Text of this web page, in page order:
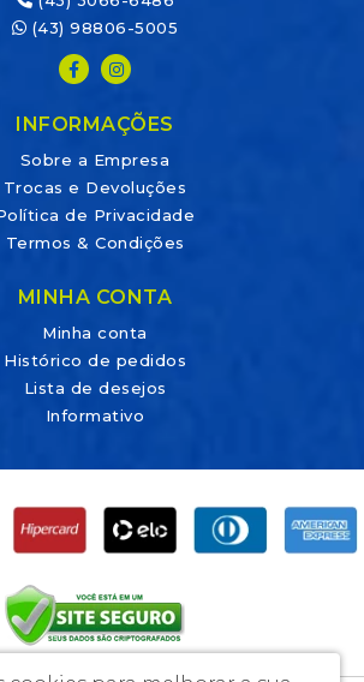
(43) 98806-5005
INFORMAÇÕES
Sobre a Empresa
Trocas e Devoluções
de Privacidade
Termos & Condições
MINHA CONTA
Minha conta
Histórico de pedidos
Lista de desejos
Informativo